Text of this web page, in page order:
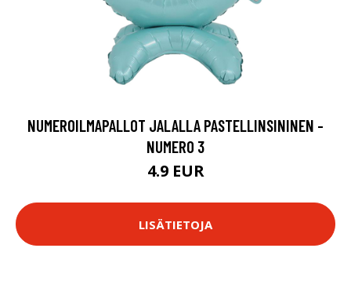
NUMEROILMAPALLOT JALALLA PASTELLINSININEN -
NUMERO 3
4.9 EUR
LISÄTIETOJA